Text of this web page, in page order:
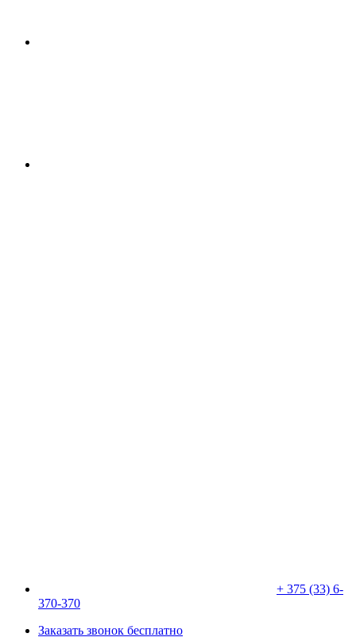
+ 375 (33) 6-
370-370
Заказать звонок бесплатно